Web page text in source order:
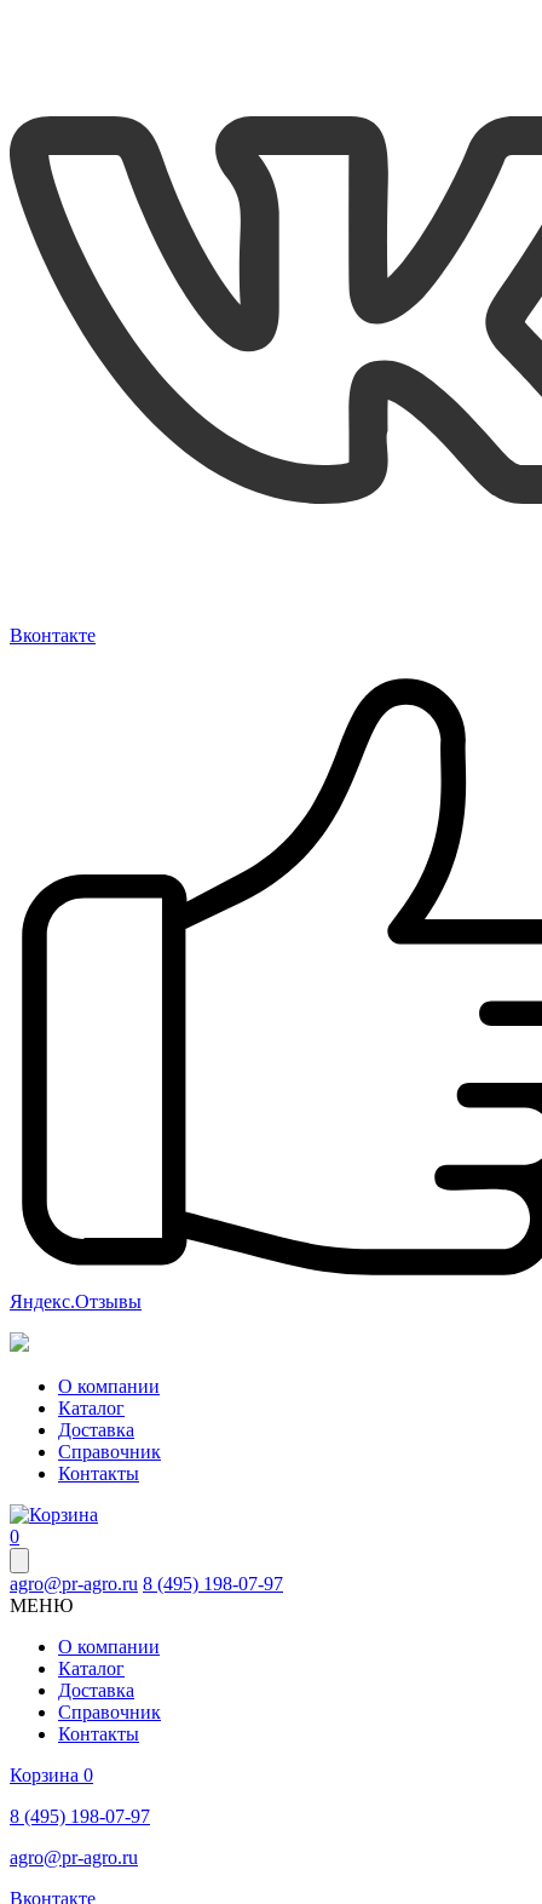
Вконтакте
Яндекс.Отзывы
О компании
Каталог
Доставка
Справочник
Контакты
0
agro@pr-agro.ru 8 (495) 198-07-97
МЕНЮ
О компании
Каталог
Доставка
Справочник
Контакты
Корзина 0
8 (495) 198-07-97
agro@pr-agro.ru
Вконтакте